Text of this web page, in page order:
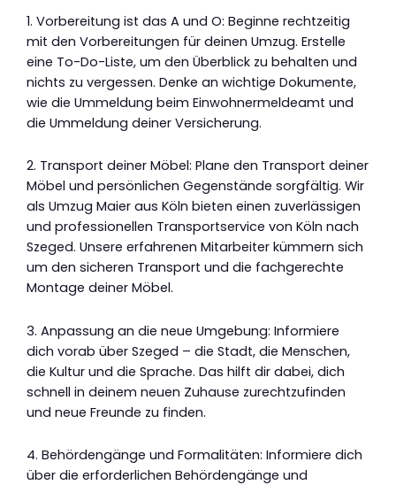
1. Vorbereitung ist das A und O: Beginne rechtzeitig
mit den Vorbereitungen für deinen Umzug. Erstelle
eine To-Do-Liste, um den Überblick zu behalten und
nichts zu vergessen. Denke an wichtige Dokumente,
wie die Ummeldung beim Einwohnermeldeamt und
die Ummeldung deiner Versicherung.
2. Transport deiner Möbel: Plane den Transport deiner
Möbel und persönlichen Gegenstände sorgfältig. Wir
als Umzug Maier aus Köln bieten einen zuverlässigen
und professionellen Transportservice von Köln nach
Szeged. Unsere erfahrenen Mitarbeiter kümmern sich
um den sicheren Transport und die fachgerechte
Montage deiner Möbel.
3. Anpassung an die neue Umgebung: Informiere
dich vorab über Szeged – die Stadt, die Menschen,
die Kultur und die Sprache. Das hilft dir dabei, dich
schnell in deinem neuen Zuhause zurechtzufinden
und neue Freunde zu finden.
4. Behördengänge und Formalitäten: Informiere dich
über die erforderlichen Behördengänge und